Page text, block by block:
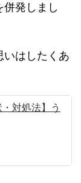
発しまし
いはしたくあ
対処法】う